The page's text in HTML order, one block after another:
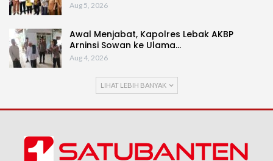
Aug 5, 2026
Awal Menjabat, Kapolres Lebak AKBP
Arninsi Sowan ke Ulama…
Aug 4, 2026
LIHAT LEBIH BANYAK